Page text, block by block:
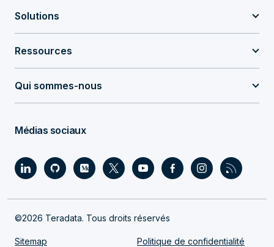
Solutions
Ressources
Qui sommes-nous
Médias sociaux
©2026 Teradata. Tous droits réservés
Sitemap Politique de confidentialité